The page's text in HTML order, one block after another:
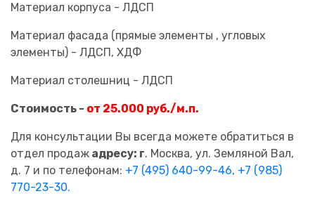
Материал корпуса - ЛДСП
Материал фасада (прямые элементы , угловых
элементы) - ЛДСП, ХДФ
Материал столешниц - ЛДСП
Стоимость - от 25.000 руб./м.п.
Для консультации Вы всегда можете обратиться в
отдел продаж адресу: г. Москва, ул. Земляной Вал,
д. 7 и по телефонам: +7 (495) 640-99-46, +7 (985)
770-23-30.